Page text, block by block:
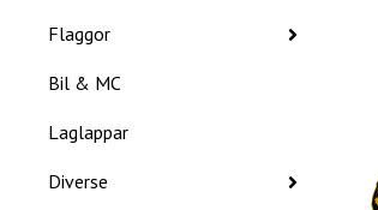
Flaggor
Bil & MC
Laglappar
Diverse